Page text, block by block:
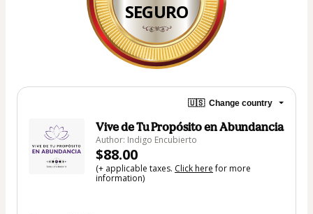
SEGURO
🇺🇸 Change country
Vive de Tu Propósito en Abundancia
Author: Indigo Encubierto
$88.00
(+ applicable taxes. Click herefor more
information)